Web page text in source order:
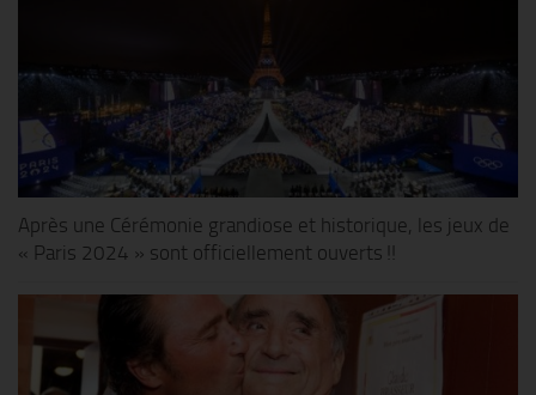
Après une Cérémonie grandiose et historique, les jeux de
« Paris 2024 » sont officiellement ouverts !!